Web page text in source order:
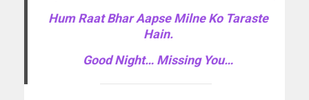
Hum Raat Bhar Aapse Milne Ko Taraste
Hain.
Good Night… Missing You…